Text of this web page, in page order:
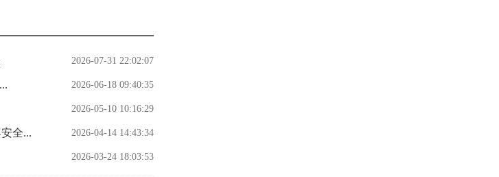
2026-07-31 22:02:07
2026-06-18 09:40:35
2026-05-10 10:16:29
全... 2026-04-14 14:43:34
2026-03-24 18:03:53